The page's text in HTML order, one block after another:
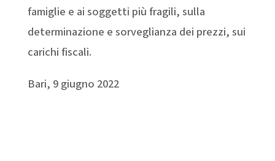
famiglie e ai soggetti più fragili, sulla
determinazione e sorveglianza dei prezzi, sui
carichi fiscali.
Bari, 9 giugno 2022